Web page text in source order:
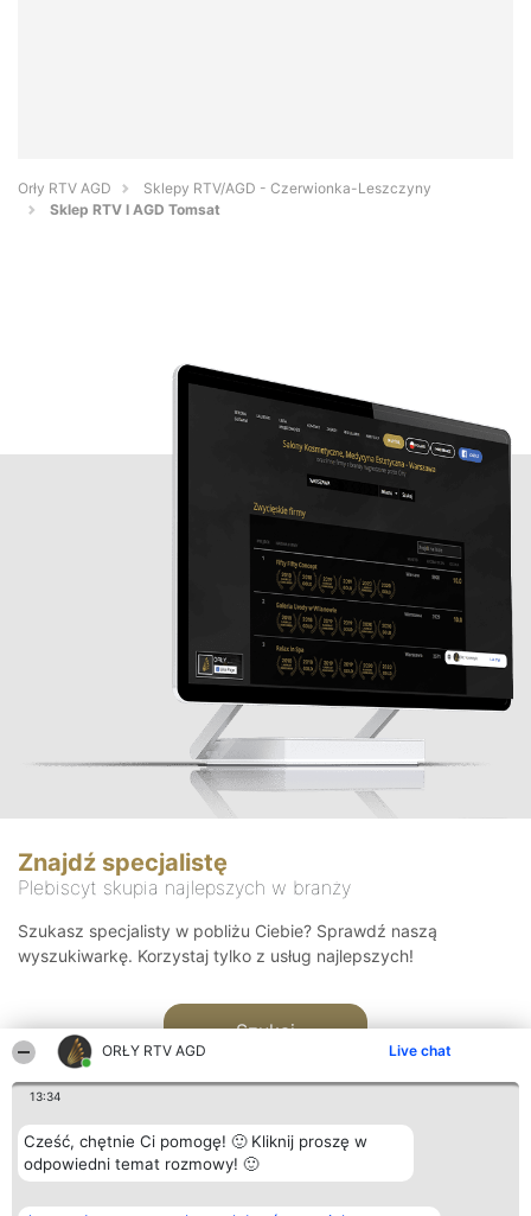
ORŁY RTV AGD Live chat
13:34
Cześć, chętnie Ci pomogę! 🙂 Kliknij proszę w
odpowiedni temat rozmowy! 🙂
Orły RTV AGD
Sklepy RTV/AGD - Czerwionka-Leszczyny
Sklep RTV I AGD Tomsat
Znajdź specjalistę
Plebiscyt skupia najlepszych w branży
Szukasz specjalisty w pobliżu Ciebie? Sprawdź naszą
wyszukiwarkę. Korzystaj tylko z usług najlepszych!
Szukaj
Organizator plebiscytu Plebiscyt Kontakt